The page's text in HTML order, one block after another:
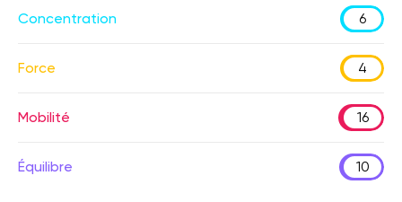
Concentration 6
Force 4
Mobilité 16
Équilibre 10